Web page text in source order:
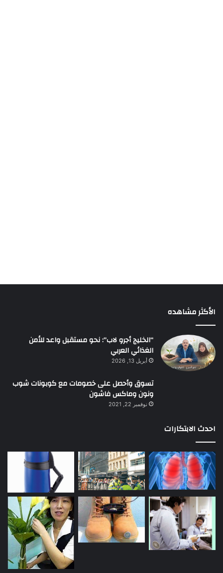
الأكثر مشاهده
“الخليج أجرو لاب”: نحو مستقبل واعد للأمن
الغذائي العربي
أبريل 13, 2026
تسوق وأحصل على خصومات مع كوبونات شوب
ونون وماكس فاشون
نوفمبر 22, 2021
احدث الابتكارات